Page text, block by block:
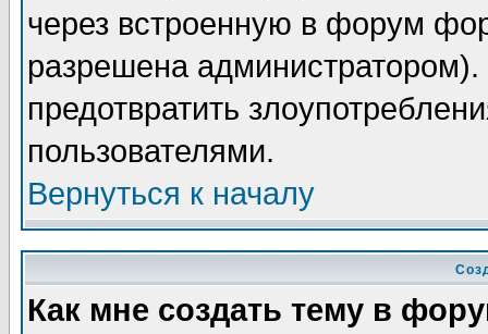
через встроенную в форум
разрешена
предотвратить
пользователями.
Вернуться к началу
Как мне создать тему в